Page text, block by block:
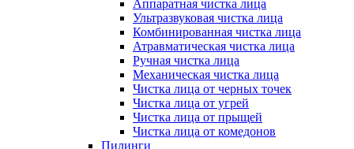
Аппаратная чистка лица
Ультразвуковая чистка лица
Комбинированная чистка лица
Атравматическая чистка лица
Ручная чистка лица
Механическая чистка лица
Чистка лица от черных точек
Чистка лица от угрей
Чистка лица от прыщей
Чистка лица от комедонов
Пилинги